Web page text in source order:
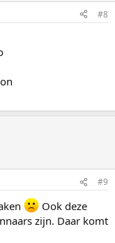
#8
#9
Ook deze
zijn. Daar komt